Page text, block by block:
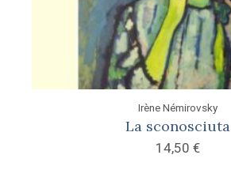
Irène Némirovsky
La sconosciuta
14,50 €